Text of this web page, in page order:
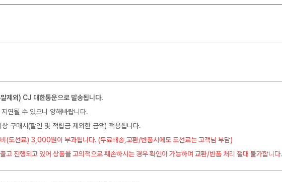
제외) CJ 대한통운으로 발송됩니다.
연될 수 있으니 양해바랍니다.
구매시(할인 및 적립금 제외한 금액) 적용됩니다.
(도선료) 3,000원이 부과됩니다. (무료배송,교환/반품시에도 도선료는 고객님 부담)
고 진행되고 있어 상품을 고의적으로 훼손하시는 경우 확인이 가능하며 교환/반품 처리 절대 불가합니다.